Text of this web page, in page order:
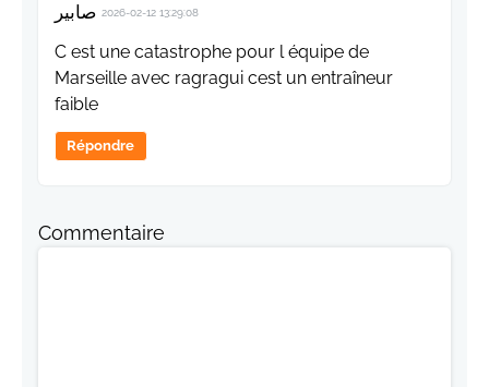
صابير 2026-02-12 13:29:08
C est une catastrophe p0ur l équipe de
Marseille avec ragragui cest un entraîneur
faible
Répondre
Commentaire